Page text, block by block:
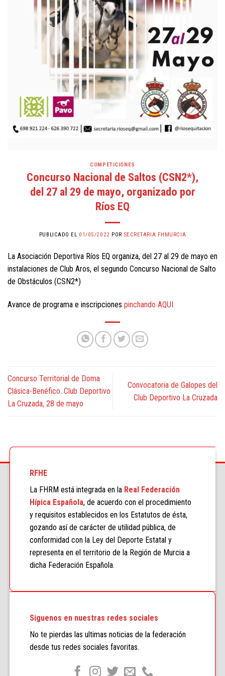
COMPETICIONES
Concurso Nacional de Saltos (CSN2*),
del 27 al 29 de mayo, organizado por
Ríos EQ
PUBLICADO EL 01/05/2022 POR SECRETARIA FHMURCIA
La Asociación Deportiva Ríos EQ organiza, del 27 al 29 de mayo en
instalaciones de Club Aros, el segundo Concurso Nacional de Salto
de Obstáculos (CSN2*)
Avance de programa e inscripciones pinchando AQUI
Concurso Territorial de Doma
Clásica-Benéfico. Club Deportivo
La Cruzada, 28 de mayo
Convocatoria de Galopes del
Club Deportivo La Cruzada
RFHE
La FHRM está integrada en la Real Federación
Hípica Española, de acuerdo con el procedimiento
y requisitos establecidos en los Estatutos de ésta,
gozando así de carácter de utilidad pública, de
conformidad con la Ley del Deporte Estatal y
representa en el territorio de la Región de Murcia a
dicha Federación Española.
Siguenos en nuestras redes sociales
No te pierdas las ultimas noticias de la federación
desde tus redes sociales favoritas.